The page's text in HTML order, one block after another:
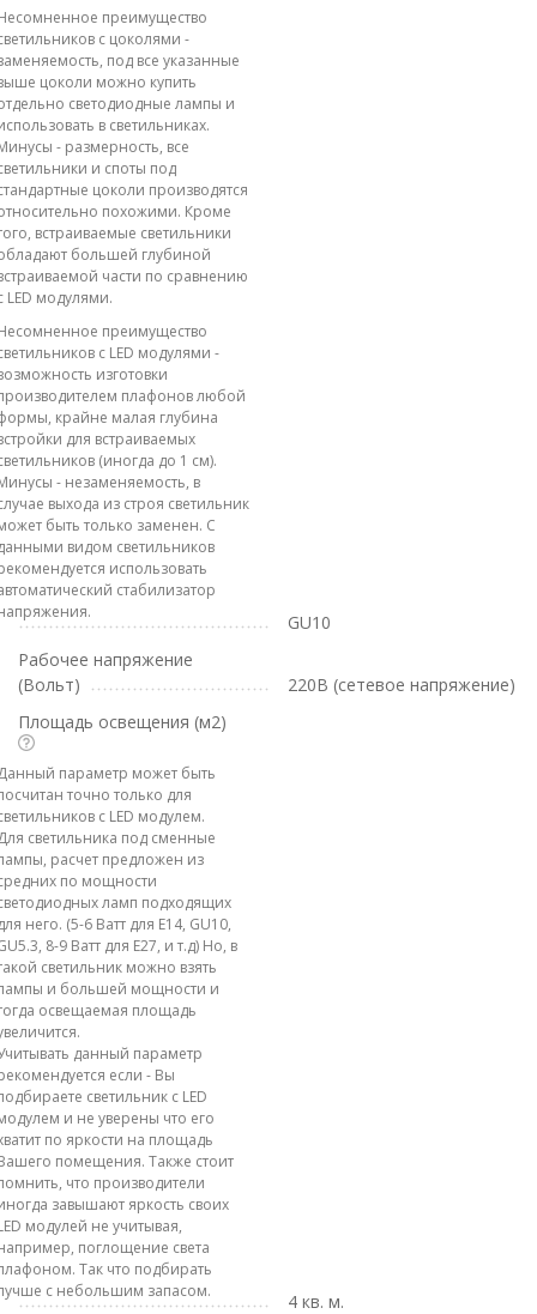
преимущество
с цоколями -
под все указанные
цоколи можно купить
светодиодные лампы и
в светильниках.
- размерность, все
и споты под
цоколи производятся
похожими. Кроме
встраиваемые светильники
большей глубиной
части по сравнению
LED модулями.
преимущество
с LED модулями -
изготовки
плафонов любой
крайне малая глубина
для встраиваемых
(иногда до 1 см).
- незаменяемость, в
выхода из строя светильник
быть только заменен. С
видом светильников
использовать
стабилизатор
GU10
Рабочее напряжение
(Вольт)
220В (сетевое напряжение)
Площадь освещения (м2)
параметр может быть
точно только для
с LED модулем.
светильника под сменные
расчет предложен из
по мощности
ламп подходящих
него. (5-6 Ватт для E14, GU10,
8-9 Ватт для E27, и т.д) Но, в
светильник можно взять
и большей мощности и
освещаемая площадь
данный параметр
если - Вы
светильник с LED
и не уверены что его
по яркости на площадь
помещения. Также стоит
что производители
завышают яркость своих
модулей не учитывая,
поглощение света
Так что подбирать
с небольшим запасом.
4 кв. м.